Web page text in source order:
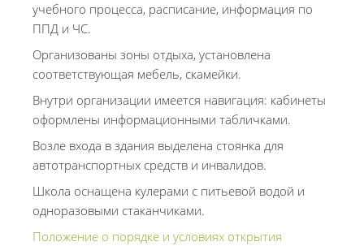
учебного процесса, расписание, информация по
ППД и ЧС.
Организованы зоны отдыха, установлена
соответствующая мебель, скамейки.
Внутри организации имеется навигация: кабинеты
оформлены информационными табличками.
Возле входа в здания выделена стоянка для
автотранспортных средств и инвалидов.
Школа оснащена кулерами с питьевой водой и
одноразовыми стаканчиками.
Положение о порядке и условиях открытия